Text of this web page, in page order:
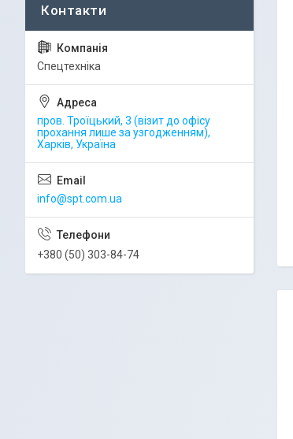
Спецтехніка
пров. Троїцький, 3 (візит до офісу
прохання лише за узгодженням),
Харків, Україна
info@spt.com.ua
+380 (50) 303-84-74